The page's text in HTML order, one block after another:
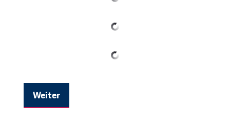
Weiter